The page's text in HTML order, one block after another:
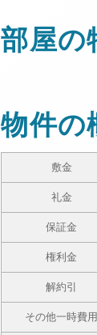
部屋の
物件の
敷金
礼金
保証金
権利金
解約引
その他一時費用